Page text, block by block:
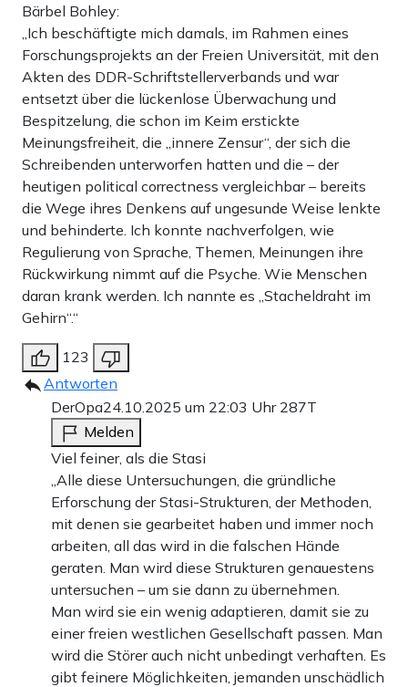
Bärbel Bohley:
„Ich beschäftigte mich damals, im Rahmen eines
Forschungsprojekts an der Freien Universität, mit den
Akten des DDR-Schriftstellerverbands und war
entsetzt über die lückenlose Überwachung und
Bespitzelung, die schon im Keim erstickte
Meinungsfreiheit, die „innere Zensur“, der sich die
Schreibenden unterworfen hatten und die – der
heutigen political correctness vergleichbar – bereits
die Wege ihres Denkens auf ungesunde Weise lenkte
und behinderte. Ich konnte nachverfolgen, wie
Regulierung von Sprache, Themen, Meinungen ihre
Rückwirkung nimmt auf die Psyche. Wie Menschen
daran krank werden. Ich nannte es „Stacheldraht im
Gehirn“.“
123
Antworten
DerOpa24.10.2025 um 22:03 Uhr 287T
Melden
Viel feiner, als die Stasi
„Alle diese Untersuchungen, die gründliche
Erforschung der Stasi-Strukturen, der Methoden,
mit denen sie gearbeitet haben und immer noch
arbeiten, all das wird in die falschen Hände
geraten. Man wird diese Strukturen genauestens
untersuchen – um sie dann zu übernehmen.
Man wird sie ein wenig adaptieren, damit sie zu
einer freien westlichen Gesellschaft passen. Man
wird die Störer auch nicht unbedingt verhaften. Es
gibt feinere Möglichkeiten, jemanden unschädlich